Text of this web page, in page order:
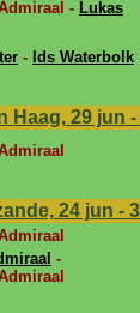
- Lukas
- Ids Waterbolk
Haag, 29 jun
24 jun -
-